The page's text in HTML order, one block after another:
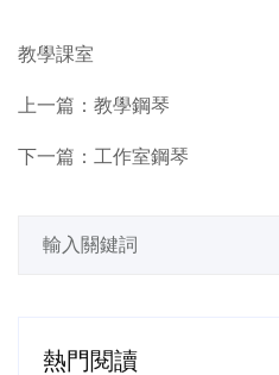
教學課室
上一篇： 教學鋼琴
下一篇： 工作室鋼琴
熱門閱讀